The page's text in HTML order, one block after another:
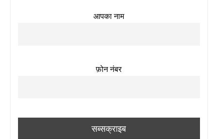
आपका नाम
फ़ोन नंबर